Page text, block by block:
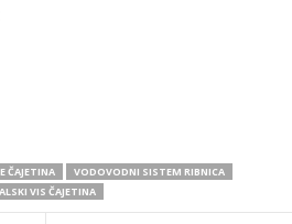
ČAJETINA
VODOVODNI SISTEM RIBNICA
VIS ČAJETINA